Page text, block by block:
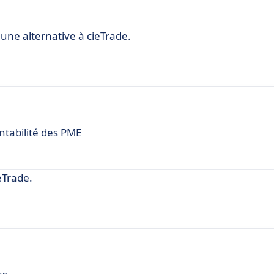
alternative à cieTrade.
des PME